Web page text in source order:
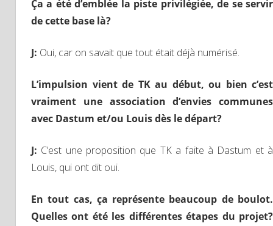
Ça a été d’emblée la piste privilégiée, de se servir
de cette base là?
J: Oui, car on savait que tout était déjà numérisé.
L’impulsion vient de TK au début, ou bien c’est
vraiment une association d’envies communes
avec Dastum et/ou Louis dès le départ?
J: C’est une proposition que TK a faite à Dastum et à
Louis, qui ont dit oui.
En tout cas, ça représente beaucoup de boulot.
Quelles ont été les différentes étapes du projet?